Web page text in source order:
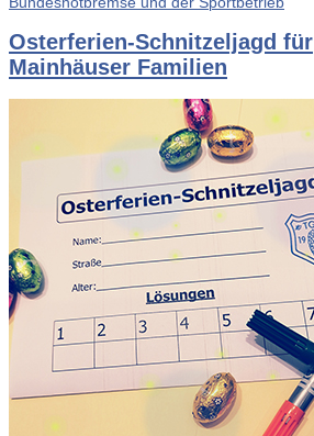
Osterferien-Schnitzeljagd für
Mainhäuser Familien